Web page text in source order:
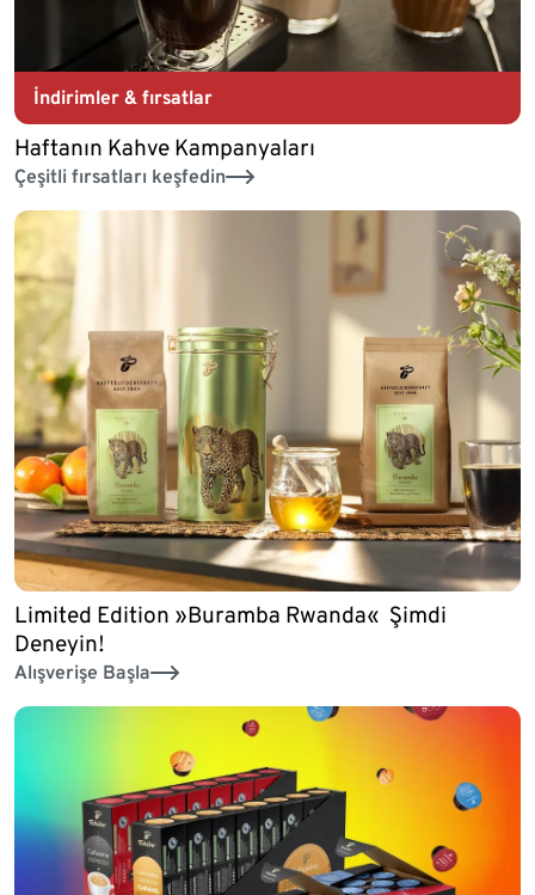
İndirimler & fırsatlar
Haftanın Kahve Kampanyaları
Çeşitli fırsatları keşfedin
Limited Edition »Buramba Rwanda« Şimdi
Deneyin!
Alışverişe Başla